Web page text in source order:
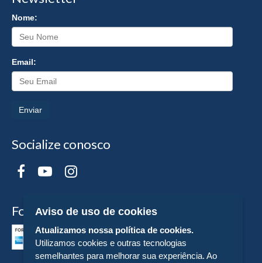
Nome:
Email:
Enviar
Socialize conosco
Formas de Pagamento
Aviso de uso de cookies
Atualizamos nossa política de cookies.
Utilizamos cookies e outras tecnologias
semelhantes para melhorar sua experiência. Ao